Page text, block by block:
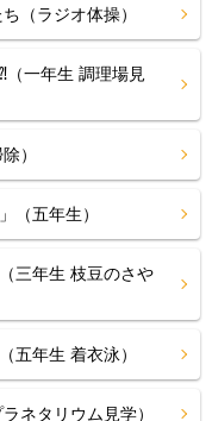
（ラジオ体操）
一年生 調理場見
）
（五年生）
三年生 枝豆のさや
五年生 着衣泳）
ネタリウム見学）